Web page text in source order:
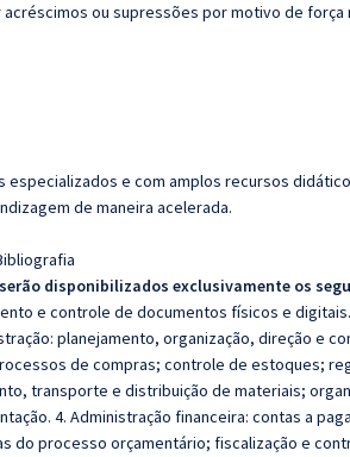
ou supressões por motivo de força
e com amplos recursos
de maneira acelerada.
disponibilizados exclusivamente os
e controle de documentos físicos e
planejamento, organização, direção e
de compras; controle de estoques;
transporte e distribuição de materiais;
4. Administração financeira: contas a
do processo orçamentário; fiscalização e